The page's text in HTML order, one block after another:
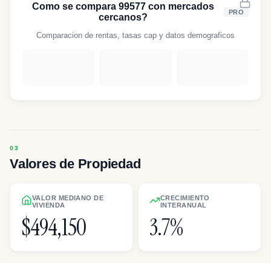
Como se compara 99577 con mercados
cercanos?
PRO
Comparacion de rentas, tasas cap y datos demograficos
Valores de Propiedad
VALOR MEDIANO DE
VIVIENDA
$494,150
CRECIMIENTO
INTERANUAL
3.7%